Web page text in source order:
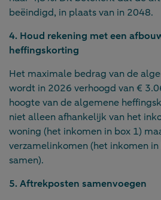
beëindigd, in plaats van in 2048.
4. Houd rekening met een
heffingskorting
Het maximale bedrag van de
wordt in 2026 verhoogd van €
hoogte van de algemene
niet alleen afhankelijk van het
woning (het inkomen in box 1)
verzamelinkomen (het inkomen
samen).
5. Aftrekposten samenvoegen